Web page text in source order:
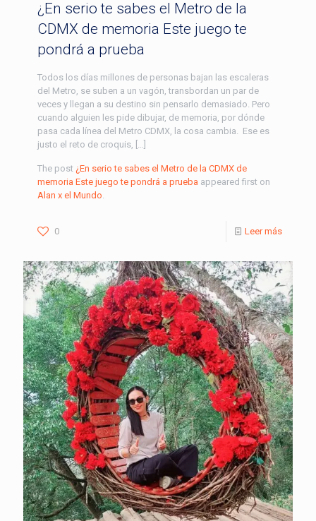
¿En serio te sabes el Metro de la
CDMX de memoria Este juego te
pondrá a prueba
Todos los días millones de personas bajan las escaleras
del Metro, se suben a un vagón, transbordan un par de
veces y llegan a su destino sin pensarlo demasiado. Pero
cuando alguien les pide dibujar, de memoria, por dónde
pasa cada línea del Metro CDMX, la cosa cambia. Ese es
justo el reto de croquis, […]
The post ¿En serio te sabes el Metro de la CDMX de
memoria Este juego te pondrá a prueba appeared first on
Alan x el Mundo
0 Leer más